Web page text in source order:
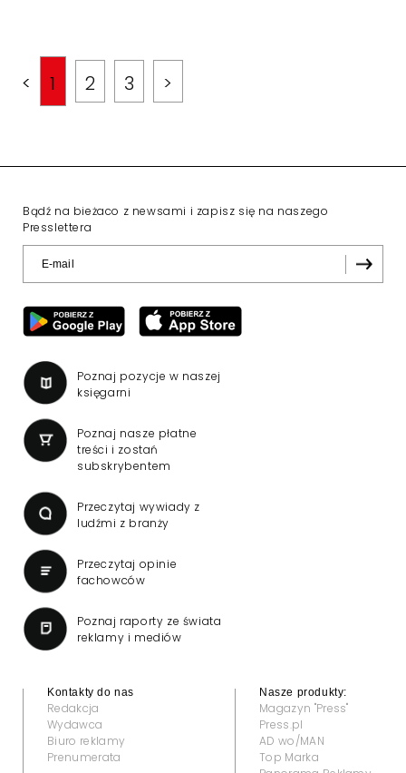
< 1 2 3 >
Bądź na bieżaco z newsami i zapisz się na naszego
Presslettera
Poznaj pozycje w naszej
księgarni
Poznaj nasze płatne
treści i zostań
subskrybentem
Przeczytaj wywiady z
ludźmi z branży
Przeczytaj opinie
fachowców
Poznaj raporty ze świata
reklamy i mediów
Kontakty do nas
Redakcja
Wydawca
Biuro reklamy
Prenumerata
Nasze produkty:
Magazyn "Press"
Press.pl
AD wo/MAN
Top Marka